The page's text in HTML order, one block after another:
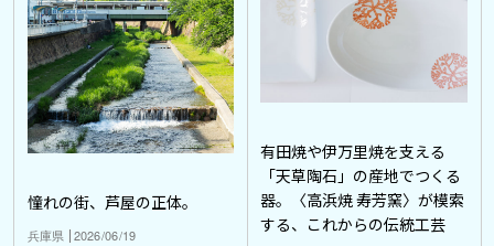
憧れの街、芦屋の正体。
兵庫県 2026/06/19
有田焼や伊万里焼を支える
「天草陶石」の産地でつくる
器。〈高浜焼 寿芳窯〉が模索
する、これからの伝統工芸